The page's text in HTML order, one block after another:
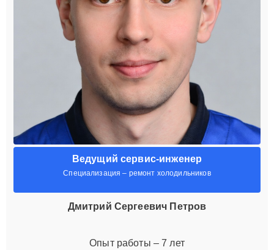
Ведущий сервис-инженер
Специализация – ремонт холодильников
Дмитрий Сергеевич Петров
Опыт работы – 7 лет